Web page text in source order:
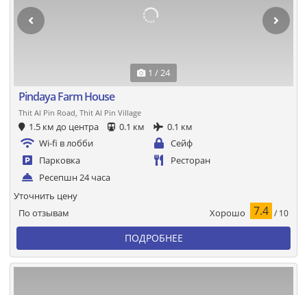
1 / 24
Pindaya Farm House
Thit Al Pin Road, Thit Al Pin Village
1.5 км до центра 0.1 км
0.1 км
Wi-fi в лобби
Сейф
Парковка
Ресторан
Ресепшн 24 часа
По отзывам Хорошо 7.4 / 10
Уточнить цену
ПОДРОБНЕЕ